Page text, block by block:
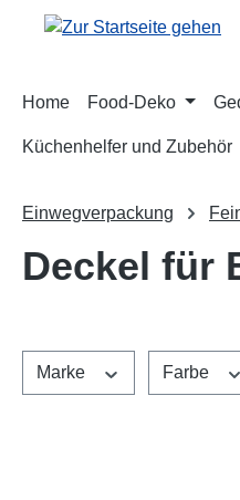
Hauptinhalt springen
Zur Suche springen
Zur Hauptnavigation
Home Food-Deko
Küchenhelfer und Zubehör
Einwegverpackung
Deckel für
Marke Farbe